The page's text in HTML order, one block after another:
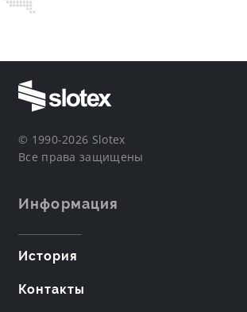
© 1990-2026 Slotex
Все права защищены
Информация
История
Контакты